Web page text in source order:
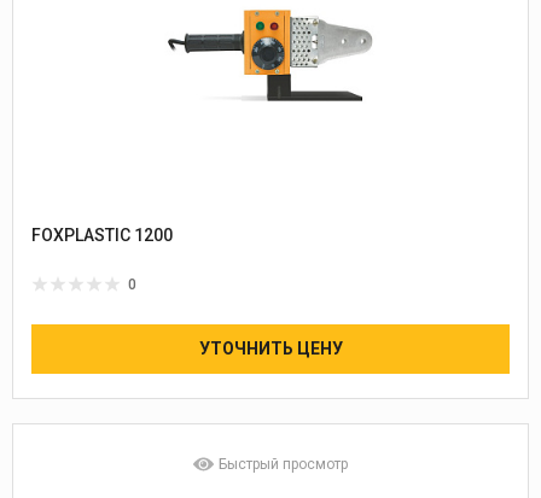
FOXPLASTIC 1200
0
УТОЧНИТЬ ЦЕНУ
Быстрый просмотр